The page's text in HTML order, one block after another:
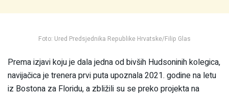
Foto: Ured Predsjednika Republike Hrvatske/Filip Glas
Prema izjavi koju je dala jedna od bivših Hudsoninih kolegica,
navijačica je trenera prvi puta upoznala 2021. godine na letu
iz Bostona za Floridu, a zbližili su se preko projekta na